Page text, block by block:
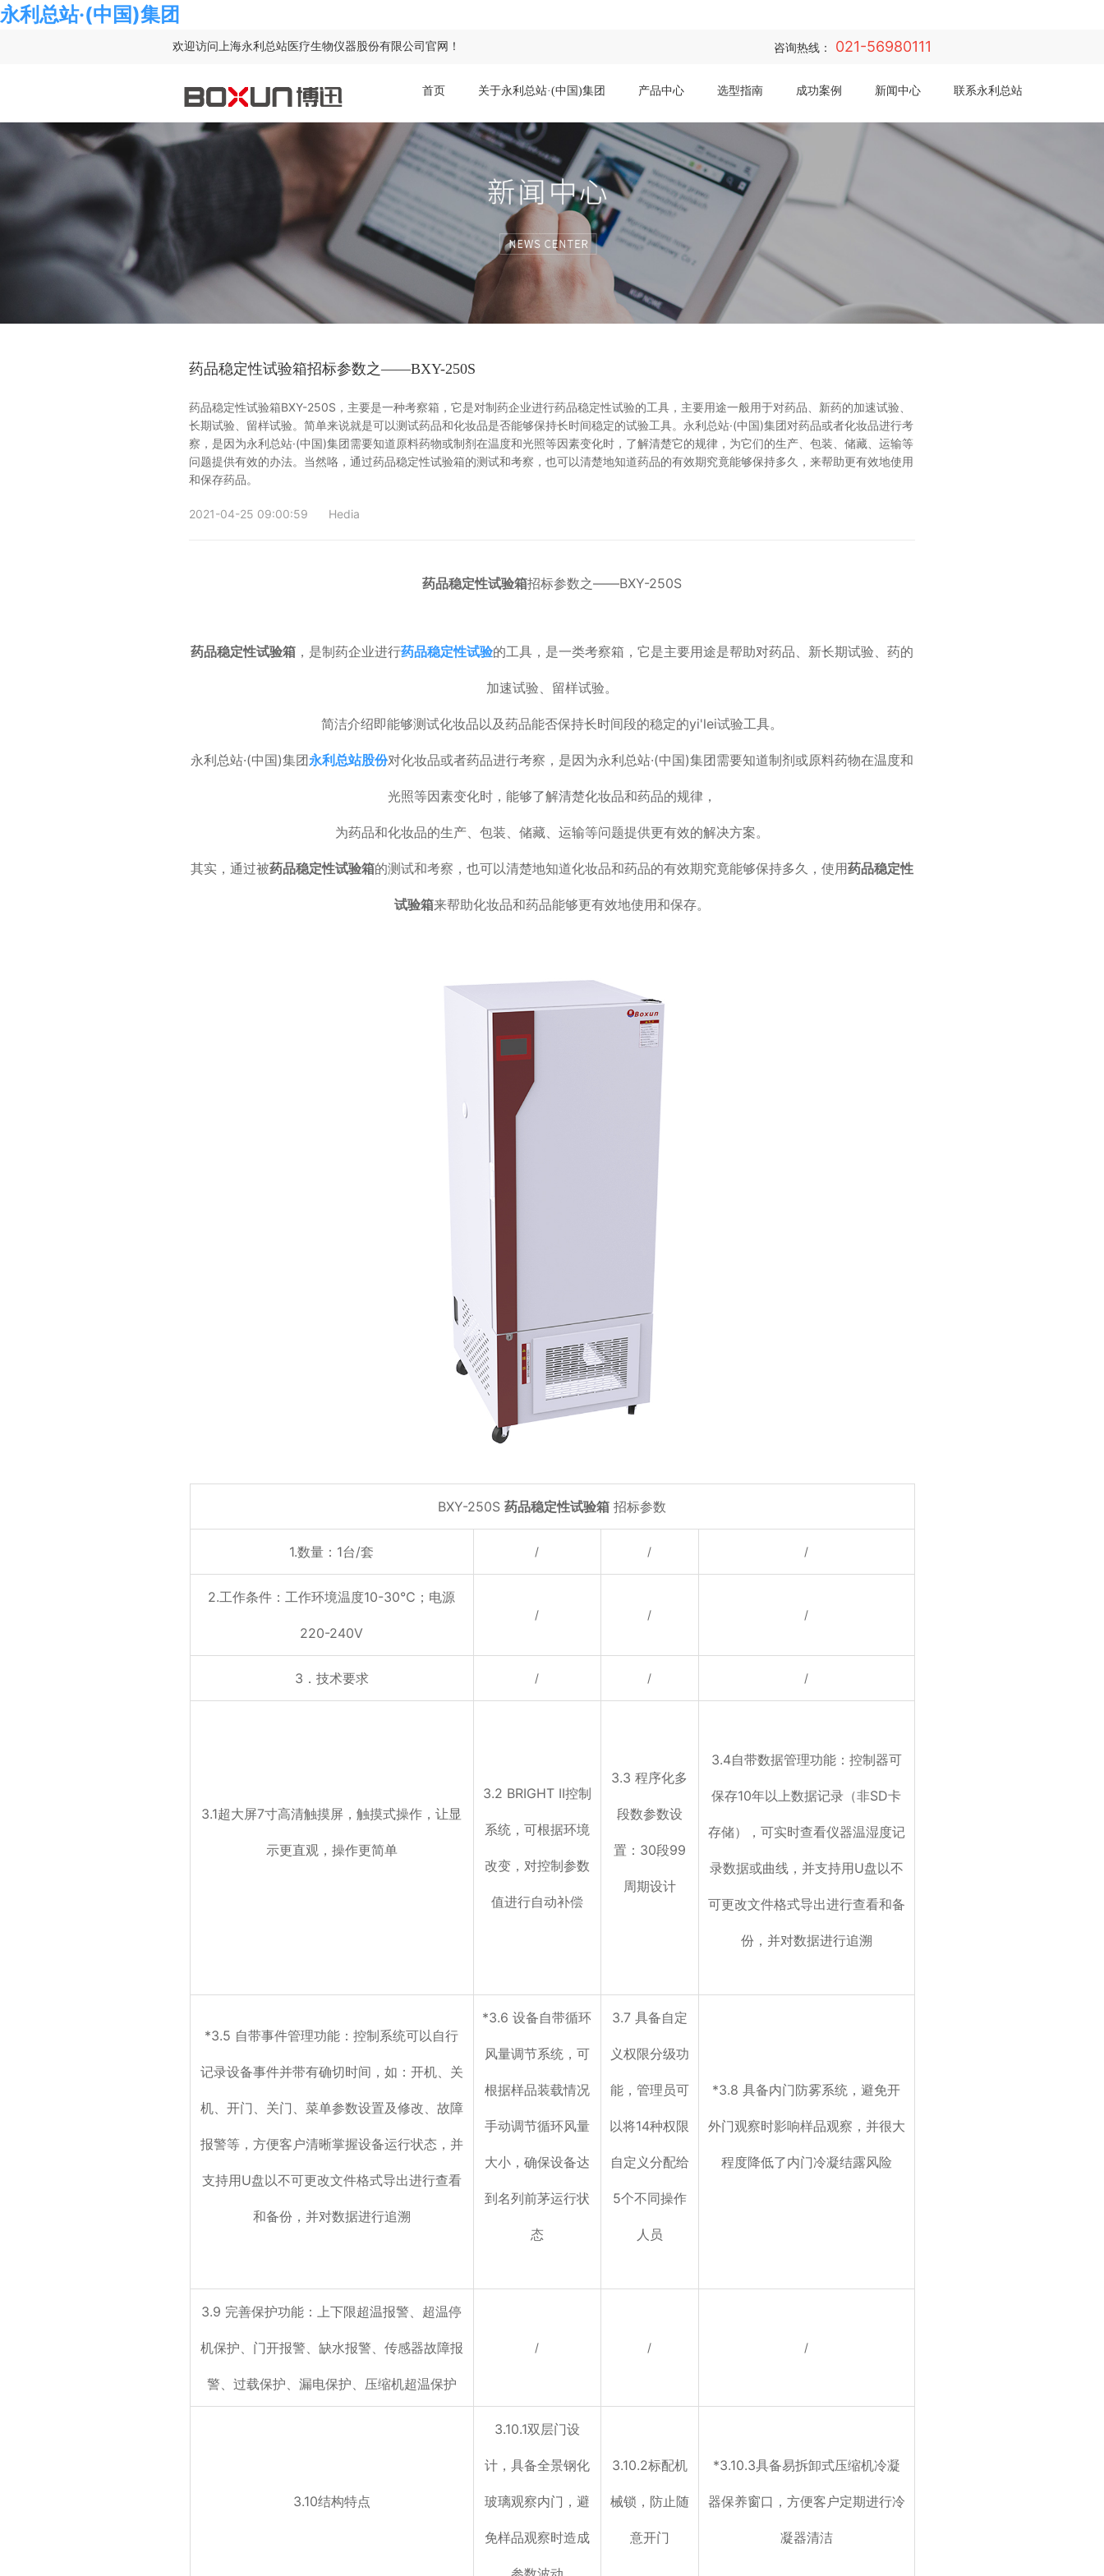
永利总站·(中国)集团
欢迎访问上海永利总站医疗生物仪器股份有限公司官网！ 咨询热线： 021-56980111
首页 关于永利总站·(中国)集团 产品中心 选型指南 成功案例 新闻中心 联系永利总站·(中国)集团
药品稳定性试验箱招标参数之——BXY-250S
药品稳定性试验箱BXY-250S，主要是一种考察箱，它是对制药企业进行药品稳定性试验的工具，主要用途一般用于对药品、新药的加速试验、
长期试验、留样试验。简单来说就是可以测试药品和化妆品是否能够保持长时间稳定的试验工具。永利总站·(中国)集团对药品或者化妆品进行考
察，是因为永利总站·(中国)集团需要知道原料药物或制剂在温度和光照等因素变化时，了解清楚它的规律，为它们的生产、包装、储藏、运输等
问题提供有效的办法。当然咯，通过药品稳定性试验箱的测试和考察，也可以清楚地知道药品的有效期究竟能够保持多久，来帮助更有效地使用
和保存药品。
2021-04-25 09:00:59 Hedia
药品稳定性试验箱招标参数之——BXY-250S
药品稳定性试验箱 ，是制药企业进行药品稳定性试验的工具，是一类考察箱，它是主要用途是帮助对药品、新长期试验、药的
加速试验、留样试验。
简洁介绍即能够测试化妆品以及药品能否保持长时间段的稳定的yi'lei试验工具。
永利总站·(中国)集团永利总站股份对化妆品或者药品进行考察，是因为永利总站·(中国)集团需要知道制剂或原料药物在温度和
光照等因素变化时，能够了解清楚化妆品和药品的规律，
为药品和化妆品的生产、包装、储藏、运输等问题提供更有效的解决方案。
其实，通过被药品稳定性试验箱的测试和考察，也可以清楚地知道化妆品和药品的有效期究竟能够保持多久，使用药品稳定性
试验箱来帮助化妆品和药品能够更有效地使用和保存。
BXY-250S 药品稳定性试验箱 招标参数
1.数量：1台/套 / / /
2.工作条件：工作环境温度10-30℃；电源
220-240V
/ / /
3．技术要求 / / /
3.1超大屏7寸高清触摸屏，触摸式操作，让显
示更直观，操作更简单
3.2 BRIGHT II控制
系统，可根据环境
改变，对控制参数
值进行自动补偿
3.3 程序化多
段数参数设
置：30段99
周期设计
3.4自带数据管理功能：控制器可
保存10年以上数据记录（非SD卡
存储），可实时查看仪器温湿度记
录数据或曲线，并支持用U盘以不
可更改文件格式导出进行查看和备
份，并对数据进行追溯
*3.5 自带事件管理功能：控制系统可以自行
记录设备事件并带有确切时间，如：开机、关
机、开门、关门、菜单参数设置及修改、故障
报警等，方便客户清晰掌握设备运行状态，并
支持用U盘以不可更改文件格式导出进行查看
和备份，并对数据进行追溯
*3.6 设备自带循环
风量调节系统，可
根据样品装载情况
手动调节循环风量
大小，确保设备达
到名列前茅运行状
态
3.7 具备自定
义权限分级功
能，管理员可
以将14种权限
自定义分配给
5个不同操作
人员
*3.8 具备内门防雾系统，避免开
外门观察时影响样品观察，并很大
程度降低了内门冷凝结露风险
3.9 完善保护功能：上下限超温报警、超温停
机保护、门开报警、缺水报警、传感器故障报
警、过载保护、漏电保护、压缩机超温保护
/ / /
3.10结构特点
3.10.1双层门设
计，具备全景钢化
玻璃观察内门，避
免样品观察时造成
3.10.2标配机
械锁，防止随
意开门
*3.10.3具备易拆卸式压缩机冷凝
器保养窗口，方便客户定期进行冷
凝器清洁